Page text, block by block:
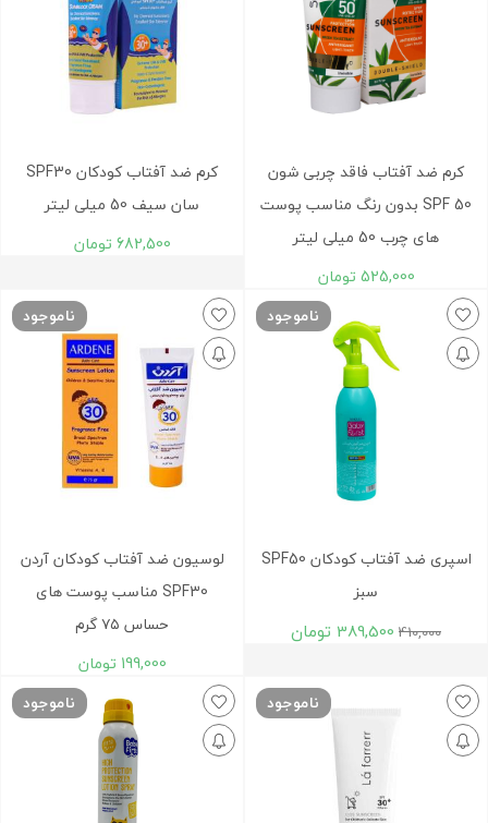
کرم ضد آفتاب فاقد چربی شون
SPF 50 بدون رنگ مناسب پوست
های چرب 50 میلی لیتر
525,000 تومان
کرم ضد آفتاب کودکان SPF30
سان سیف 50 میلی لیتر
682,500 تومان
ناموجود
اسپری ضد آفتاب کودکان SPF50
سبز
410,000
389,500 تومان
ناموجود
لوسیون ضد آفتاب کودکان آردن
SPF30 مناسب پوست های
حساس ۷۵ گرم
199,000 تومان
ناموجود ناموجود